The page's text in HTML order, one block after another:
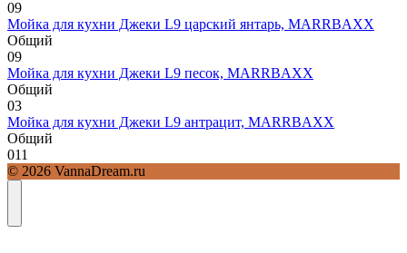
09
Мойка для кухни Джеки L9 царский янтарь, MARRBAXX
Общий
09
Мойка для кухни Джеки L9 песок, MARRBAXX
Общий
03
Мойка для кухни Джеки L9 антрацит, MARRBAXX
Общий
011
© 2026 VannaDream.ru